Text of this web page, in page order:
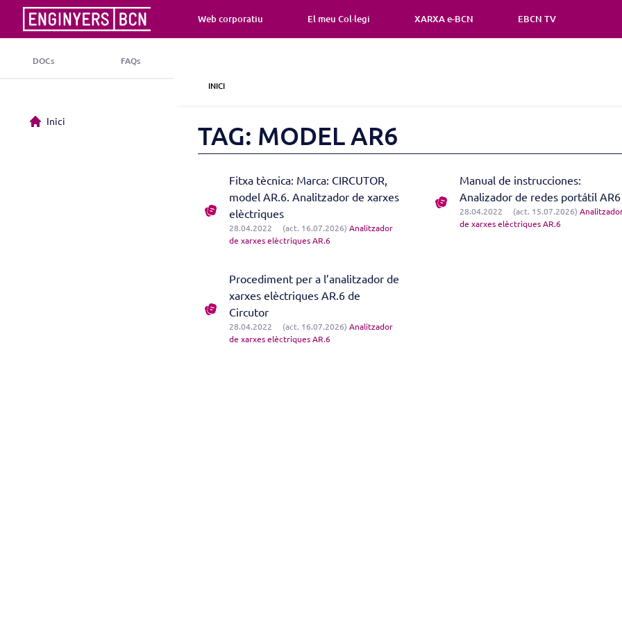
DOCs FAQs
Inici
Web corporatiu El meu Col·legi XARXA e-BCN EBCN TV
INICI
TAG: MODEL AR6
Fitxa tècnica: Marca: CIRCUTOR,
model AR.6. Analitzador de xarxes
elèctriques
28.04.2022 (act. 16.07.2026) Analitzador
de xarxes elèctriques AR.6
Manual de instrucciones:
Analizador de redes portátil AR6
28.04.2022 (act. 15.07.2026)
de xarxes elèctriques AR.6
Procediment per a l’analitzador de
xarxes elèctriques AR.6 de
Circutor
28.04.2022 (act. 16.07.2026) Analitzador
de xarxes elèctriques AR.6